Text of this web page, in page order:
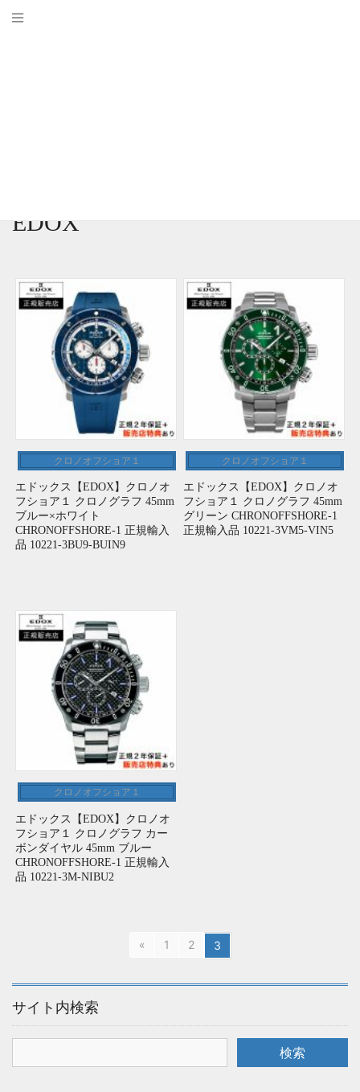
EDOX
クロノオフショア１
エドックス【EDOX】クロノオ
フショア１ クロノグラフ 45mm
ブルー×ホワイト
CHRONOFFSHORE-1 正規輸入
品 10221-3BU9-BUIN9
クロノオフショア１
エドックス【EDOX】クロノオ
フショア１ クロノグラフ 45mm
グリーン CHRONOFFSHORE-1
正規輸入品 10221-3VM5-VIN5
クロノオフショア１
エドックス【EDOX】クロノオ
フショア１ クロノグラフ カー
ボンダイヤル 45mm ブルー
CHRONOFFSHORE-1 正規輸入
品 10221-3M-NIBU2
« 1 2 3
サイト内検索